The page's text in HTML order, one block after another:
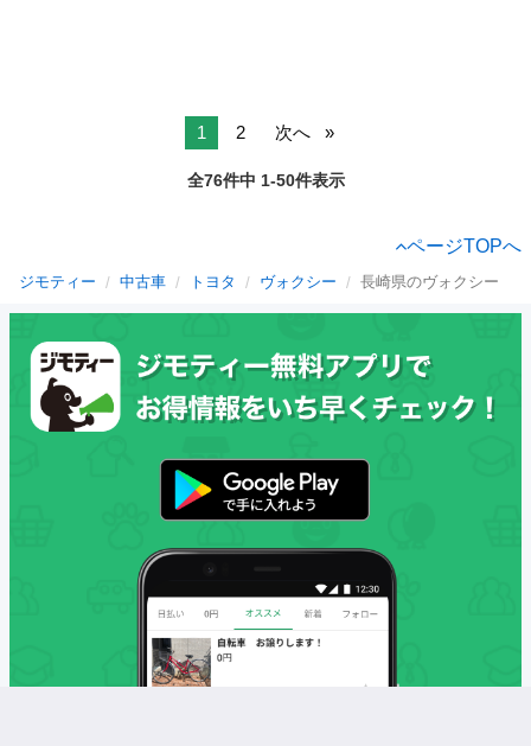
1 2 次へ
全76件中 1-50件表示
ページTOPへ
ジモティー 中古車 トヨタ ヴォクシー 長崎県のヴォクシー